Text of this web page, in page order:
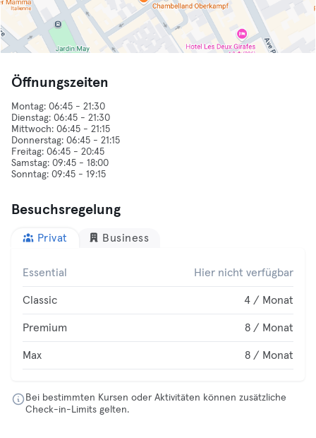
Öffnungszeiten
Montag: 06:45 - 21:30
Dienstag: 06:45 - 21:30
Mittwoch: 06:45 - 21:15
Donnerstag: 06:45 - 21:15
Freitag: 06:45 - 20:45
Samstag: 09:45 - 18:00
Besuchsregelung
Privat Business
Essential Hier nicht verfügbar
Classic 4 / Monat
Premium 8 / Monat
Max 8 / Monat
Bei bestimmten Kursen oder Aktivitäten können zusätzliche
Check-in-Limits gelten.